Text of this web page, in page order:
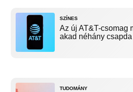
SZÍNES
Az új AT&T-csomag
akad néhány csapda
TUDOMÁNY